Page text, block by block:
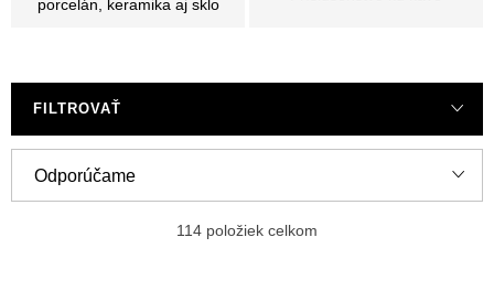
porcelán, keramika aj sklo
FILTROVAŤ
a
Odporúčame
114 položiek celkom